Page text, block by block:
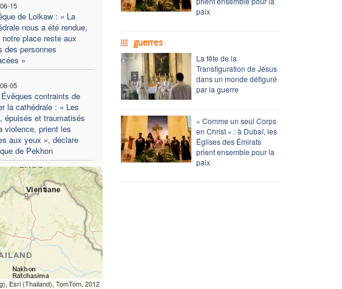
15
de Loikaw : « La
nous a été rendue,
notre place reste aux
des personnes
»
05
contraints de
la cathédrale : « Les
épuisés et traumatisés
violence, prient les
aux yeux », déclare
de Pekhon
Esri (Thailand), TomTom, 2012
paix
guerres
La fête de la
Transfiguration de Jésus
dans un monde défiguré
par la guerre
« Comme un seul Corps
en Christ » : à Dubaï, les
Églises des Émirats
prient ensemble pour la
paix